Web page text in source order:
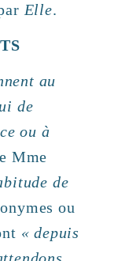
Elle.
au
de
ou à
Mme
de
ou
« depuis